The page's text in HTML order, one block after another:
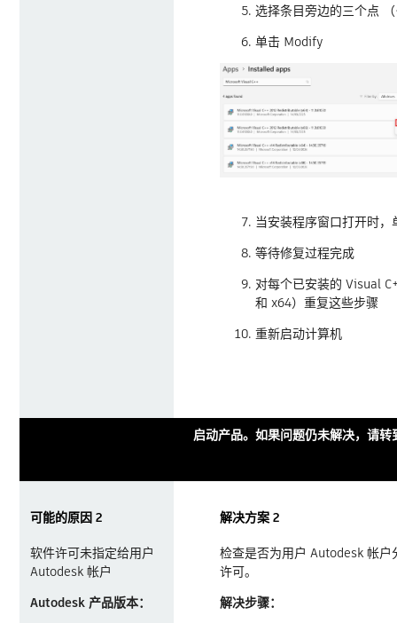
选择条目旁边的三个点
单击 Modify
当安装程序窗口打开时，
等待修复过程完成
对每个已安装的 Visual
和 x64）重复这些步骤
重新启动计算机
启动产品。如果问题仍未解决，请转
可能的原因 2
软件许可未指定给用户
Autodesk 帐户
Autodesk 产品版本：
解决方案 2
检查是否为用户 Autodesk 帐户
许可。
解决步骤：